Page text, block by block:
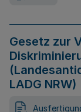
Gesetz zur
LADG NRW)